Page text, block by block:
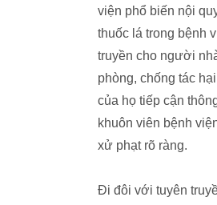
viện phổ biến nội
thuốc lá trong bệnh
truyền cho người
phòng, chống tác
của họ tiếp cận
khuôn viên bệnh
xử phạt rõ ràng.
Đi đôi với tuyên